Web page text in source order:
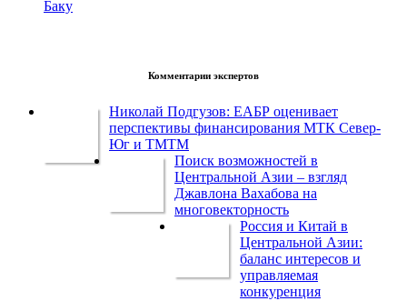
Баку
Комментарии экспертов
Николай Подгузов: ЕАБР оценивает
перспективы финансирования МТК Север-
Юг и ТМТМ
Поиск возможностей в
Центральной Азии – взгляд
Джавлона Вахабова на
многовекторность
Россия и Китай в
Центральной Азии:
баланс интересов и
управляемая
конкуренция